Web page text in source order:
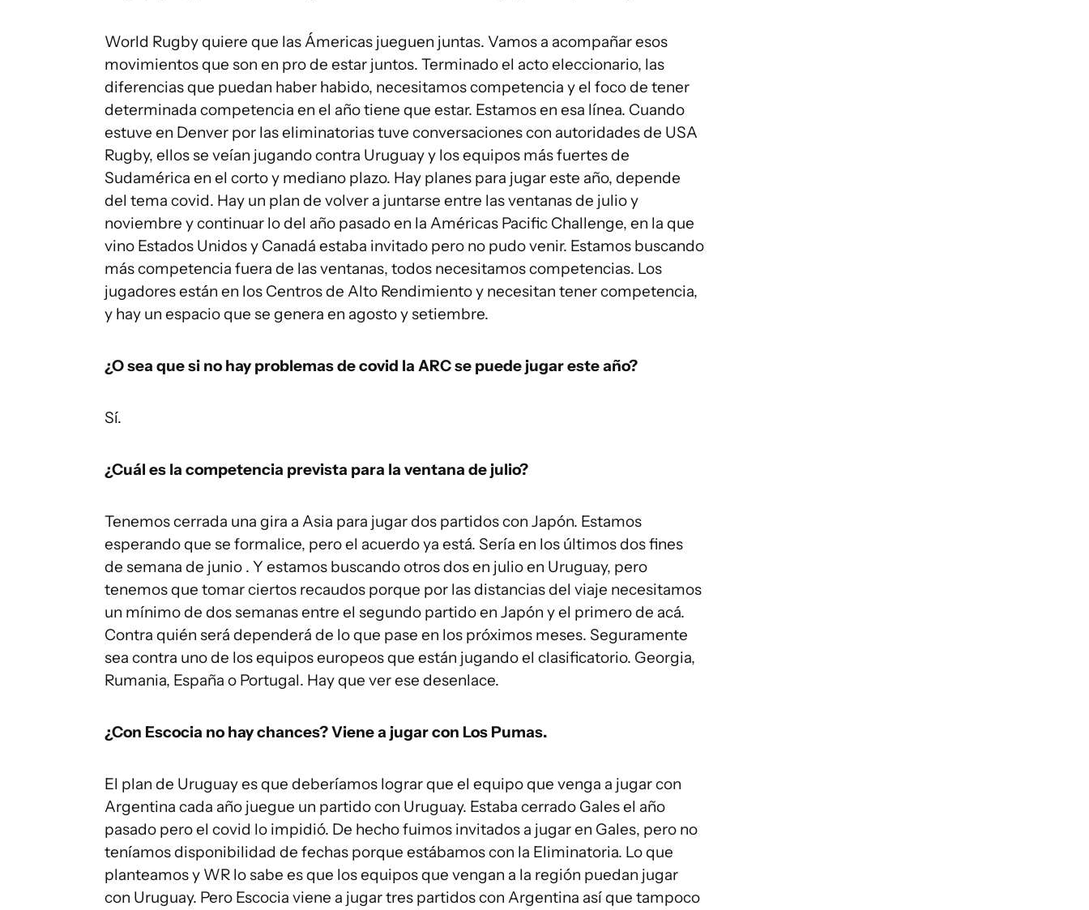
World Rugby quiere que las Ámericas jueguen juntas. Vamos a acompañar esos
movimientos que son en pro de estar juntos. Terminado el acto eleccionario, las
diferencias que puedan haber habido, necesitamos competencia y el foco de tener
determinada competencia en el año tiene que estar. Estamos en esa línea. Cuando
estuve en Denver por las eliminatorias tuve conversaciones con autoridades de USA
Rugby, ellos se veían jugando contra Uruguay y los equipos más fuertes de
Sudamérica en el corto y mediano plazo. Hay planes para jugar este año, depende
del tema covid. Hay un plan de volver a juntarse entre las ventanas de julio y
noviembre y continuar lo del año pasado en la Américas Pacific Challenge, en la que
vino Estados Unidos y Canadá estaba invitado pero no pudo venir. Estamos buscando
más competencia fuera de las ventanas, todos necesitamos competencias. Los
jugadores están en los Centros de Alto Rendimiento y necesitan tener competencia,
y hay un espacio que se genera en agosto y setiembre.
¿O sea que si no hay problemas de covid la ARC se puede jugar este año?
Sí.
¿Cuál es la competencia prevista para la ventana de julio?
Tenemos cerrada una gira a Asia para jugar dos partidos con Japón. Estamos
esperando que se formalice, pero el acuerdo ya está. Sería en los últimos dos fines
de semana de junio . Y estamos buscando otros dos en julio en Uruguay, pero
tenemos que tomar ciertos recaudos porque por las distancias del viaje necesitamos
un mínimo de dos semanas entre el segundo partido en Japón y el primero de acá.
Contra quién será dependerá de lo que pase en los próximos meses. Seguramente
sea contra uno de los equipos europeos que están jugando el clasificatorio. Georgia,
Rumania, España o Portugal. Hay que ver ese desenlace.
¿Con Escocia no hay chances? Viene a jugar con Los Pumas.
El plan de Uruguay es que deberíamos lograr que el equipo que venga a jugar con
Argentina cada año juegue un partido con Uruguay. Estaba cerrado Gales el año
pasado pero el covid lo impidió. De hecho fuimos invitados a jugar en Gales, pero no
teníamos disponibilidad de fechas porque estábamos con la Eliminatoria. Lo que
planteamos y WR lo sabe es que los equipos que vengan a la región puedan jugar
con Uruguay. Pero Escocia viene a jugar tres partidos con Argentina así que tampoco